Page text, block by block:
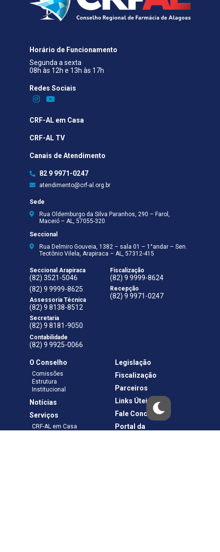
Horário de Funcionamento
Segunda a sexta
08h às 12h e 13h às 17h
Redes Sociais​
CRF-AL em Casa
CRF-AL TV
Canais de Atendimento
82 9 9971-0247
atendimento@crf-al.org.br
Sede
Rua Oldemburgo da Silva Paranhos, 290 – Farol,
Maceió – AL, 57055-320
Seccional
Rua Delmiro Gouveia, 1382 – sala 01 – 1°andar – Sen.
Teotônio Vilela, Arapiraca – AL, 57312-415
Seccional Arapiraca
(82) 3521-5046
(82) 9 9999-8625
Assessoria Técnica
(82) 9 8138-8512
Secretaria
(82) 9 8181-9050
Contabilidade
(82) 9 9925-0066
Fiscalização
(82) 9 9999-8624
Recepção
(82) 9 9971-0247
O Conselho
Comissões
Estrutura
Institucional
Notícias
Serviços
CRF-AL em Casa
Legislação
Fiscalização
Parceiros
Links Úteis
Fale Conosco
Portal da